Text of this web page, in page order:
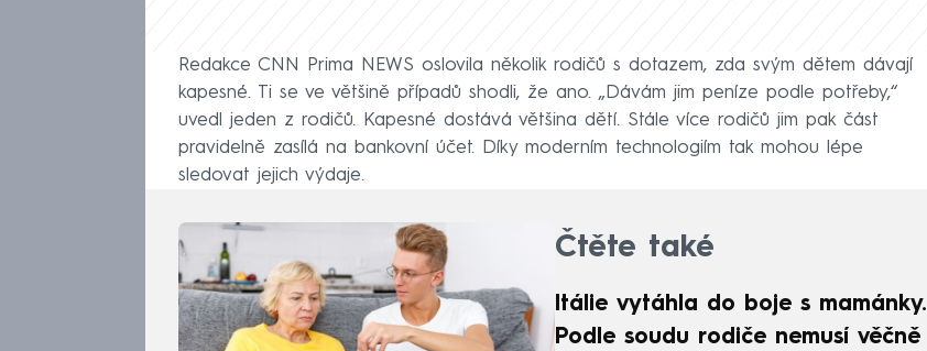
Redakce CNN Prima NEWS oslovila několik rodičů s dotazem, zda svým dětem dávají
kapesné. Ti se ve většině případů shodli, že ano. „Dávám jim peníze podle potřeby,“
uvedl jeden z rodičů. Kapesné dostává většina dětí. Stále více rodičů jim pak část
pravidelně zasílá na bankovní účet. Díky moderním technologiím tak mohou lépe
sledovat jejich výdaje.
Čtěte také
Itálie vytáhla do boje s mamánky.
Podle soudu rodiče nemusí věčně